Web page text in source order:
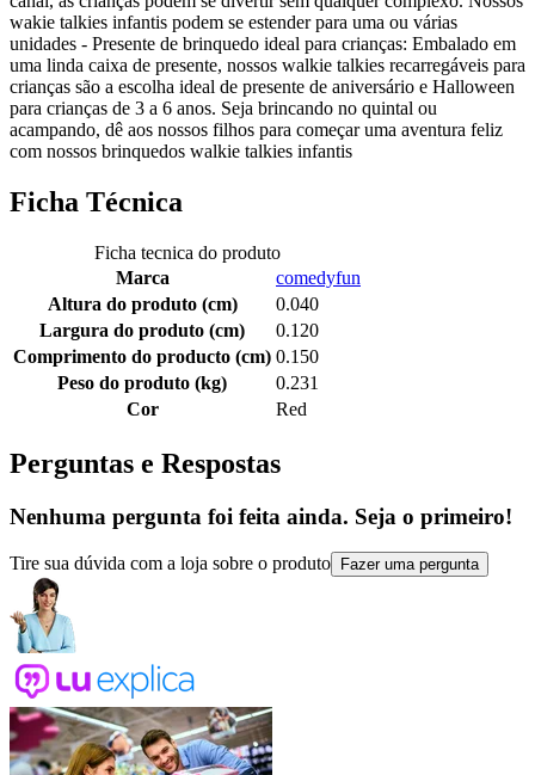
wakie talkies infantis podem se estender para uma ou várias
unidades - Presente de brinquedo ideal para crianças: Embalado em
uma linda caixa de presente, nossos walkie talkies recarregáveis para
crianças são a escolha ideal de presente de aniversário e Halloween
para crianças de 3 a 6 anos. Seja brincando no quintal ou
acampando, dê aos nossos filhos para começar uma aventura feliz
com nossos brinquedos walkie talkies infantis
Ficha Técnica
Ficha tecnica do produto
Marca
comedyfun
Altura do produto (cm)
0.040
Largura do produto (cm)
0.120
Comprimento do producto (cm) 0.150
Peso do produto (kg)
0.231
Cor
Red
Perguntas e Respostas
Nenhuma pergunta foi feita ainda. Seja o primeiro!
Tire sua dúvida com a loja sobre o produto Fazer uma pergunta